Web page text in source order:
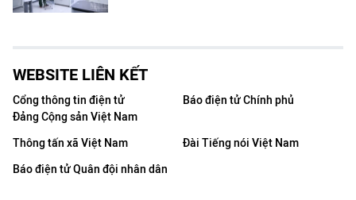
WEBSITE LIÊN KẾT
Cổng thông tin điện tử
Đảng Cộng sản Việt Nam
Báo điện tử Chính phủ
Thông tấn xã Việt Nam
Đài Tiếng nói Việt Nam
Báo điện tử Quân đội nhân dân